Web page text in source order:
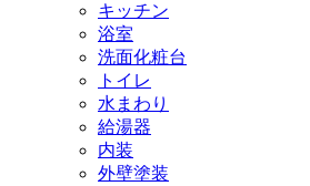
キッチン
浴室
洗面化粧台
トイレ
水まわり
給湯器
内装
外壁塗装